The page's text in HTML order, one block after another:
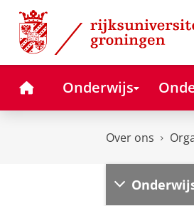
Skip
Content
Skip
Navigation
HomeOnderwijs
Over ons